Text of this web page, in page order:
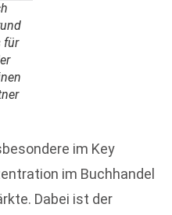
für
im Key
im Buchhandel
Dabei ist der